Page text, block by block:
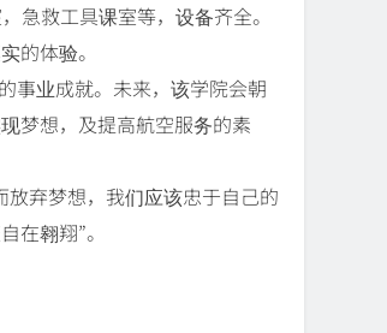
急救工具课室等，设备齐全。
的体验。
事业成就。未来，该学院会朝
梦想，及提高航空服务的素
弃梦想，我们应该忠于自己的
在翱翔”。